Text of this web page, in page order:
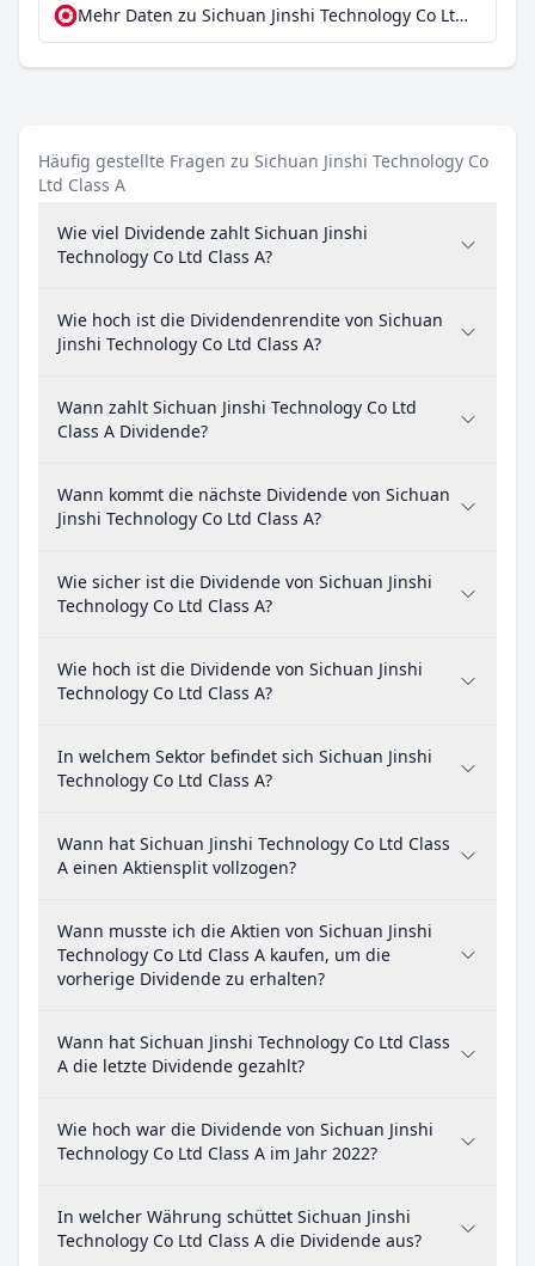
Mehr Daten zu Sichuan Jinshi Technology Co Ltd Class A bei extraETF
Häufig gestellte Fragen zu Sichuan Jinshi Technology Co
Ltd Class A
Wie viel Dividende zahlt Sichuan Jinshi
Technology Co Ltd Class A?
Wie hoch ist die Dividendenrendite von Sichuan
Jinshi Technology Co Ltd Class A?
Wann zahlt Sichuan Jinshi Technology Co Ltd
Class A Dividende?
Wann kommt die nächste Dividende von Sichuan
Jinshi Technology Co Ltd Class A?
Wie sicher ist die Dividende von Sichuan Jinshi
Technology Co Ltd Class A?
Wie hoch ist die Dividende von Sichuan Jinshi
Technology Co Ltd Class A?
In welchem Sektor befindet sich Sichuan Jinshi
Technology Co Ltd Class A?
Wann hat Sichuan Jinshi Technology Co Ltd Class
A einen Aktiensplit vollzogen?
Wann musste ich die Aktien von Sichuan Jinshi
Technology Co Ltd Class A kaufen, um die
vorherige Dividende zu erhalten?
Wann hat Sichuan Jinshi Technology Co Ltd Class
A die letzte Dividende gezahlt?
Wie hoch war die Dividende von Sichuan Jinshi
Technology Co Ltd Class A im Jahr 2022?
In welcher Währung schüttet Sichuan Jinshi
Technology Co Ltd Class A die Dividende aus?